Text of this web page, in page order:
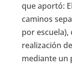
que aportó:
caminos
por
realización
mediante un